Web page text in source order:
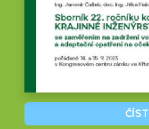
ČÍST